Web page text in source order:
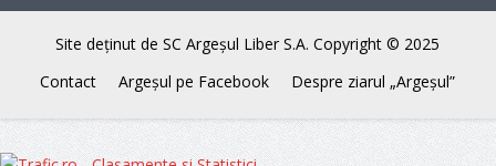
Site deţinut de SC Argeşul Liber S.A. Copyright © 2025
Contact
Argeşul pe Facebook Despre ziarul „Argeşul”